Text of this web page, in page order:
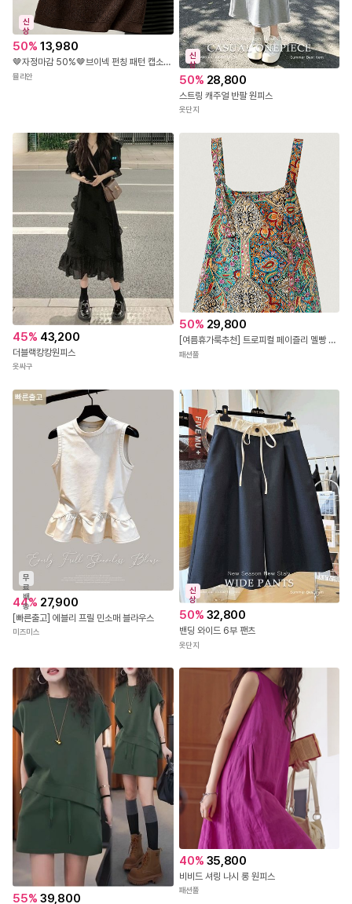
신
상
50% 13,980
🤎자정마감 50%🤎브이넥 펀칭 패턴 캡소매 니트탑
뮬리안
신
상
50% 28,800
스트링 캐주얼 반팔 원피스
옷단지
45% 43,200
더블랙캉캉원피스
옷싸구
50% 29,800
[여름휴가룩추천] 트로피컬 페이즐리 멜빵 팬츠
패션풀
무
료
배
송
44% 27,900
[빠른출고] 에블리 프릴 민소매 블라우스
미즈미스
신
상
50% 32,800
밴딩 와이드 6부 팬츠
옷단지
55% 39,800
40% 35,800
비비드 셔링 나시 롱 원피스
패션풀